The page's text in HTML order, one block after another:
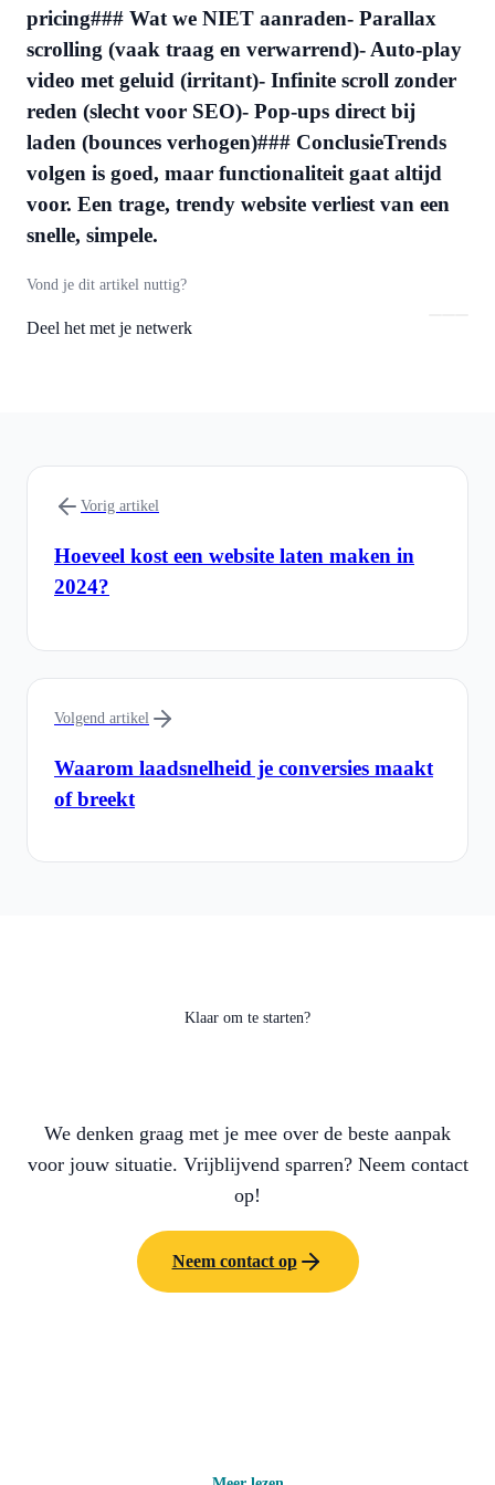
pricing### Wat we NIET aanraden- Parallax
scrolling (vaak traag en verwarrend)- Auto-play
video met geluid (irritant)- Infinite scroll zonder
reden (slecht voor SEO)- Pop-ups direct bij
laden (bounces verhogen)### ConclusieTrends
volgen is goed, maar functionaliteit gaat altijd
voor. Een trage, trendy website verliest van een
snelle, simpele.
Vond je dit artikel nuttig?
Deel het met je netwerk
Vorig artikel
Hoeveel kost een website laten maken in
2024?
Volgend artikel
Waarom laadsnelheid je conversies maakt
of breekt
Klaar om te starten?
We denken graag met je mee over de beste aanpak
voor jouw situatie. Vrijblijvend sparren? Neem contact
op!
Neem contact op